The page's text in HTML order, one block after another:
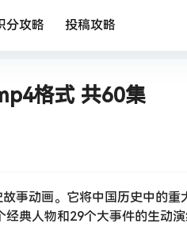
分攻略 投稿攻略
格式 共60集
事动画。它将中国历史中的
典人物和29个大事件的生动